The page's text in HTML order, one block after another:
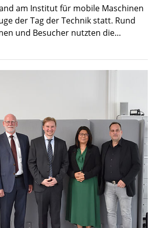
am Institut für mobile Maschinen
der Tag der Technik statt. Rund
und Besucher nutzten die…